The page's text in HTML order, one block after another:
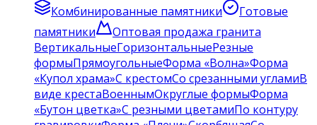
Комбинированные памятники
Готовые
памятники
Оптовая продажа гранита
ВертикальныеГоризонтальныеРезные
формыПрямоугольныеФорма «Волна»Форма
«Купол храма»С крестомСо срезанными угламиВ
виде крестаВоеннымОкруглые формыФорма
«Бутон цветка»С резными цветамиПо контуру